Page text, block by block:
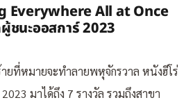
Everywhere All at Once
ชนะออสการ์ 2023
ยที่หมายจะทำลายพหุจักรวาล หนังฮีโร่
มาได้ถึง 7 รางวัล รวมถึงสาขา